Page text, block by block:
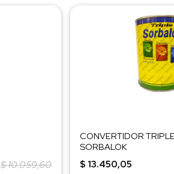
$ 10.059,60
CONVERTIDOR
SORBALOK
$ 13.450,05